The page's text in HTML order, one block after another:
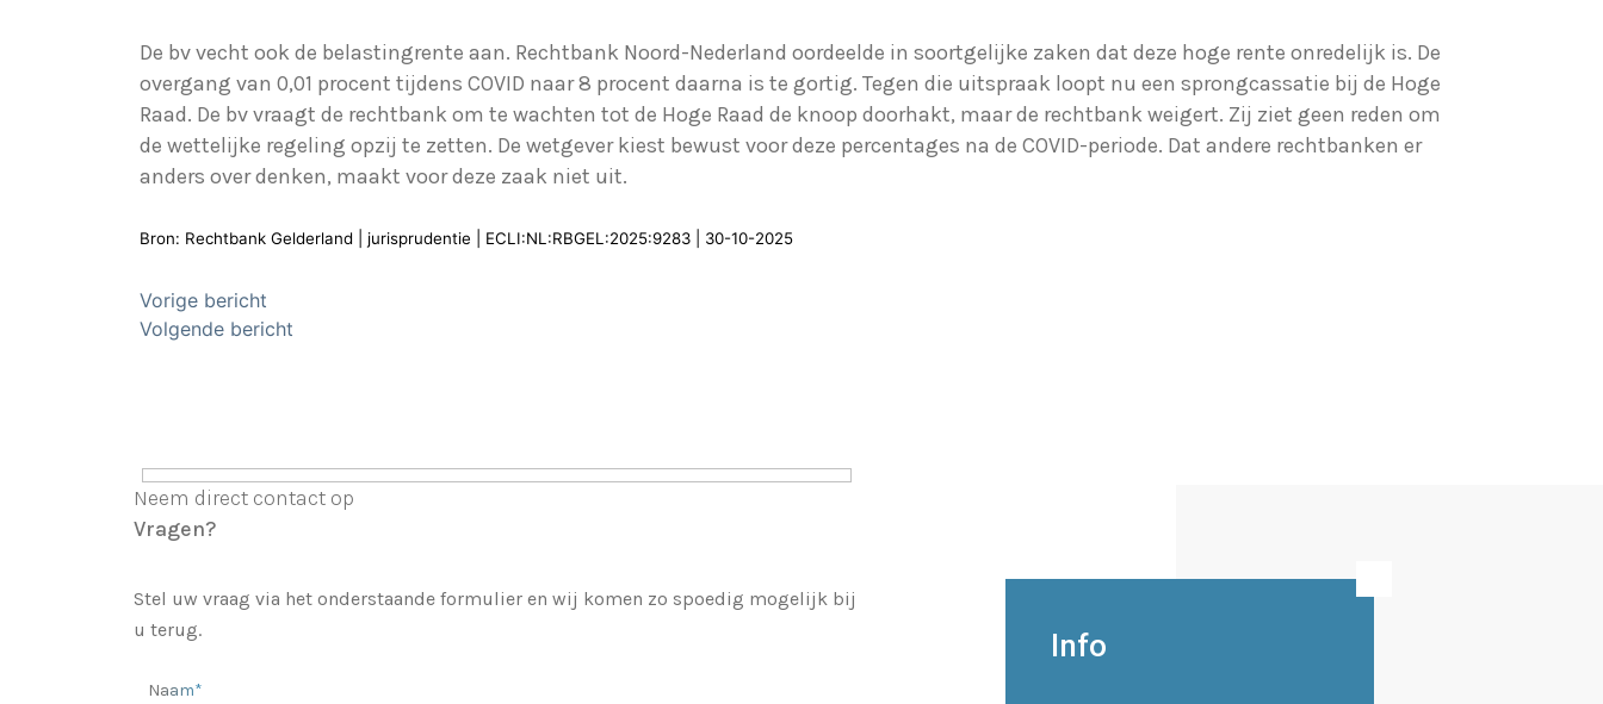
De bv vecht ook de belastingrente aan. Rechtbank Noord-Nederland oordeelde in soortgelijke zaken dat deze hoge rente onredelijk is. De
overgang van 0,01 procent tijdens COVID naar 8 procent daarna is te gortig. Tegen die uitspraak loopt nu een sprongcassatie bij de Hoge
Raad. De bv vraagt de rechtbank om te wachten tot de Hoge Raad de knoop doorhakt, maar de rechtbank weigert. Zij ziet geen reden om
de wettelijke regeling opzij te zetten. De wetgever kiest bewust voor deze percentages na de COVID-periode. Dat andere rechtbanken er
anders over denken, maakt voor deze zaak niet uit.
Bron: Rechtbank Gelderland | jurisprudentie | ECLI:NL:RBGEL:2025:9283 | 30-10-2025
Bericht
navigatie
Vorige bericht
Volgende bericht
Neem direct contact op
Vragen?
Stel uw vraag via het onderstaande formulier en wij komen zo spoedig mogelijk bij
u terug.
Info